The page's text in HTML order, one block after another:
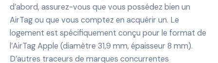
d’abord, assurez-vous que vous possédez bien un
AirTag ou que vous comptez en acquérir un. Le
logement est spécifiquement conçu pour le format de
l’AirTag Apple (diamètre 31,9 mm, épaisseur 8 mm).
D’autres traceurs de marques concurrentes